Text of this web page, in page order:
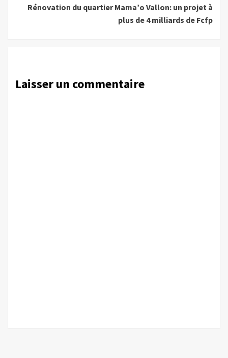
Rénovation du quartier Mama’o Vallon: un projet à
plus de 4 milliards de Fcfp
Laisser un commentaire